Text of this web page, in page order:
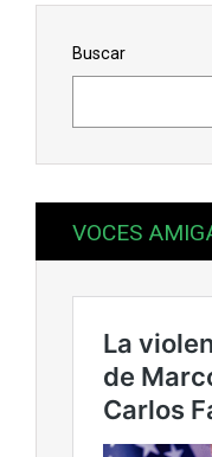
Buscar
VOCES